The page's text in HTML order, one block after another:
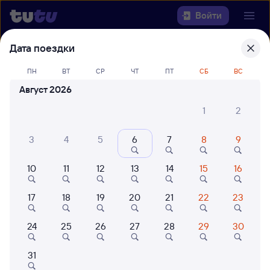
Войти
Выберите день, чтобы найти
билеты Тольятти — Москва
Казанская
42 млн путешествуют с
Когда
Дата поездки
ПН ВТ СР ЧТ ПТ СБ ВС
Август 2026
1
2
3 4 5 6 7 8 9
10 11 12 13 14 15 16
17 18 19 20 21 22 23
24 25 26 27 28 29 30
31